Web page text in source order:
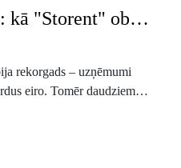
No Rīgas uz Teksasu: kā "Storent" obligācijas pārvērta par degvielu ekspansijai un ko parāda vērtspapīriem sola nākotne
rekorgads – uzņēmumi
eiro. Tomēr daudziem
"obligācijas" joprojām
tikai bankām un